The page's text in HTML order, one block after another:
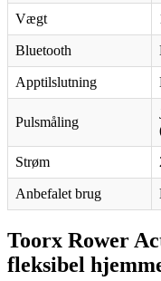
Vægt
Bluetooth
Apptilslutning
Pulsmåling
Strøm
Anbefalet brug
Toorx Rower
fleksibel